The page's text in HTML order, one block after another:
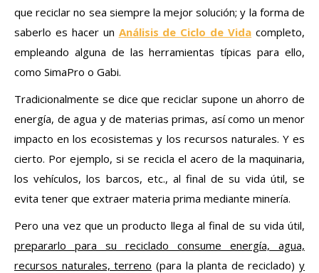
que reciclar no sea siempre la mejor solución; y la forma de
saberlo es hacer un Análisis de Ciclo de Vida completo,
empleando alguna de las herramientas típicas para ello,
como SimaPro o Gabi.
Tradicionalmente se dice que reciclar supone un ahorro de
energía, de agua y de materias primas, así como un menor
impacto en los ecosistemas y los recursos naturales. Y es
cierto. Por ejemplo, si se recicla el acero de la maquinaria,
los vehículos, los barcos, etc., al final de su vida útil, se
evita tener que extraer materia prima mediante minería.
Pero una vez que un producto llega al final de su vida útil,
prepararlo para su reciclado consume energía, agua,
recursos naturales, terreno (para la planta de reciclado) y